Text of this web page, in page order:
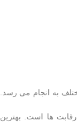
کرده و هر دو سال یک بار با حضور ۱۲ تیم برتر قاره های مختلف به انجام می رسد.
از این رقابت ها است. بهترین